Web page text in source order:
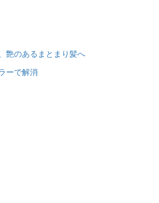
艶のあるまとまり髪へ
ーで解消